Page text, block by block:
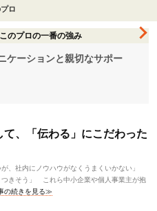
ロ
このプロの一番の強み
ケーションと親切なサポー
、「伝わる」にこだわった
、社内にノウハウがなくうまくいかない」
つきそう」 これら中小企業や個人事業主が抱
の続きを見る≫